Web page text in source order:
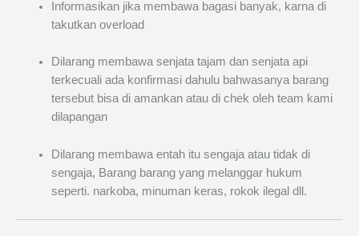
Informasikan jika membawa bagasi banyak, karna di
takutkan overload
Dilarang membawa senjata tajam dan senjata api
terkecuali ada konfirmasi dahulu bahwasanya barang
tersebut bisa di amankan atau di chek oleh team kami
dilapangan
Dilarang membawa entah itu sengaja atau tidak di
sengaja, Barang barang yang melanggar hukum
seperti. narkoba, minuman keras, rokok ilegal dll.